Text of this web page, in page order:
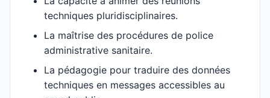
techniques pluridisciplinaires.
La maîtrise des procédures de police
administrative sanitaire.
La pédagogie pour traduire des données
techniques en messages accessibles au